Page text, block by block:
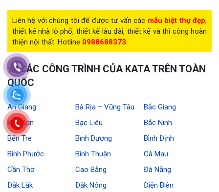
Liên hệ với chúng tôi để được tư vấn các mẫu biệt thự đẹp,
thiết kế nhà lô phố, thiết kế lâu đài, thiết kế và thi công hoàn
thiện nội thất. Hotline 0988688373.
CÁC CÔNG TRÌNH CỦA KATA TRÊN TOÀN
QUỐC
An Giang Bà Rịa – Vũng Tàu
Bắc Giang
Bắc Kạn
Bạc Liêu
Bắc Ninh
Bến Tre
Bình Dương
Bình Định
Bình Phước
Bình Thuận
Cà Mau
Cần Thơ
Cao Bằng
Đà Nẵng
Đắk Lắk
Đắk Nông
Điện Biên